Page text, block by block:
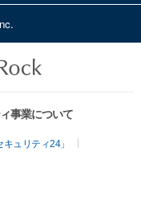
事業について
ュリティ24」